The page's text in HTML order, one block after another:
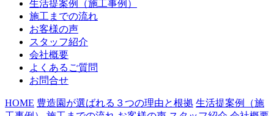
生活提案例（施工事例）
施工までの流れ
お客様の声
スタッフ紹介
会社概要
よくあるご質問
お問合せ
HOME 豊造園が選ばれる３つの理由と根拠 生活提案例（施